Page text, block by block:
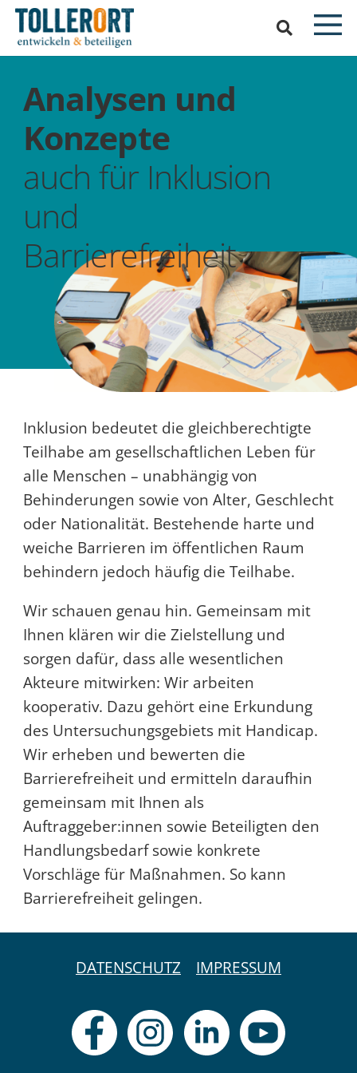
Analysen und
Konzepte
auch für Inklusion
und
Barrierefreiheit
Inklusion bedeutet die gleichberechtigte
Teilhabe am gesellschaftlichen Leben für
alle Menschen – unabhängig von
Behinderungen sowie von Alter, Geschlecht
oder Nationalität. Bestehende harte und
weiche Barrieren im öffentlichen Raum
behindern jedoch häufig die Teilhabe.
Wir schauen genau hin. Gemeinsam mit
Ihnen klären wir die Zielstellung und
sorgen dafür, dass alle wesentlichen
Akteure mitwirken: Wir arbeiten
kooperativ. Dazu gehört eine Erkundung
des Untersuchungsgebiets mit Handicap.
Wir erheben und bewerten die
Barrierefreiheit und ermitteln daraufhin
gemeinsam mit Ihnen als
Auftraggeber:innen sowie Beteiligten den
Handlungsbedarf sowie konkrete
Vorschläge für Maßnahmen. So kann
Barrierefreiheit gelingen.
DATENSCHUTZ IMPRESSUM